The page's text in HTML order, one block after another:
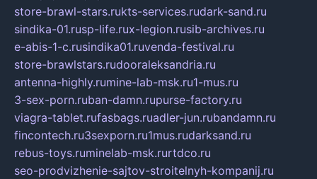
store-brawl-stars.rukts-services.rudark-sand.ru
sindika-01.rusp-life.rux-legion.rusib-archives.ru
e-abis-1-c.rusindika01.ruvenda-festival.ru
store-brawlstars.rudooraleksandria.ru
antenna-highly.rumine-lab-msk.ru1-mus.ru
3-sex-porn.ruban-damn.rupurse-factory.ru
viagra-tablet.rufasbags.ruadler-jun.rubandamn.ru
fincontech.ru3sexporn.ru1mus.rudarksand.ru
rebus-toys.ruminelab-msk.rurtdco.ru
seo-prodvizhenie-sajtov-stroitelnyh-kompanij.ru